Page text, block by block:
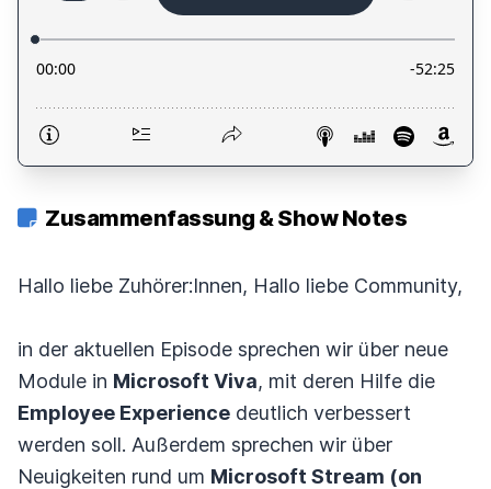
Zusammenfassung & Show Notes
Hallo liebe Zuhörer:Innen, Hallo liebe Community,
in der aktuellen Episode sprechen wir über neue
Module in Microsoft Viva, mit deren Hilfe die
Employee Experience deutlich verbessert
werden soll. Außerdem sprechen wir über
Neuigkeiten rund um Microsoft Stream (on